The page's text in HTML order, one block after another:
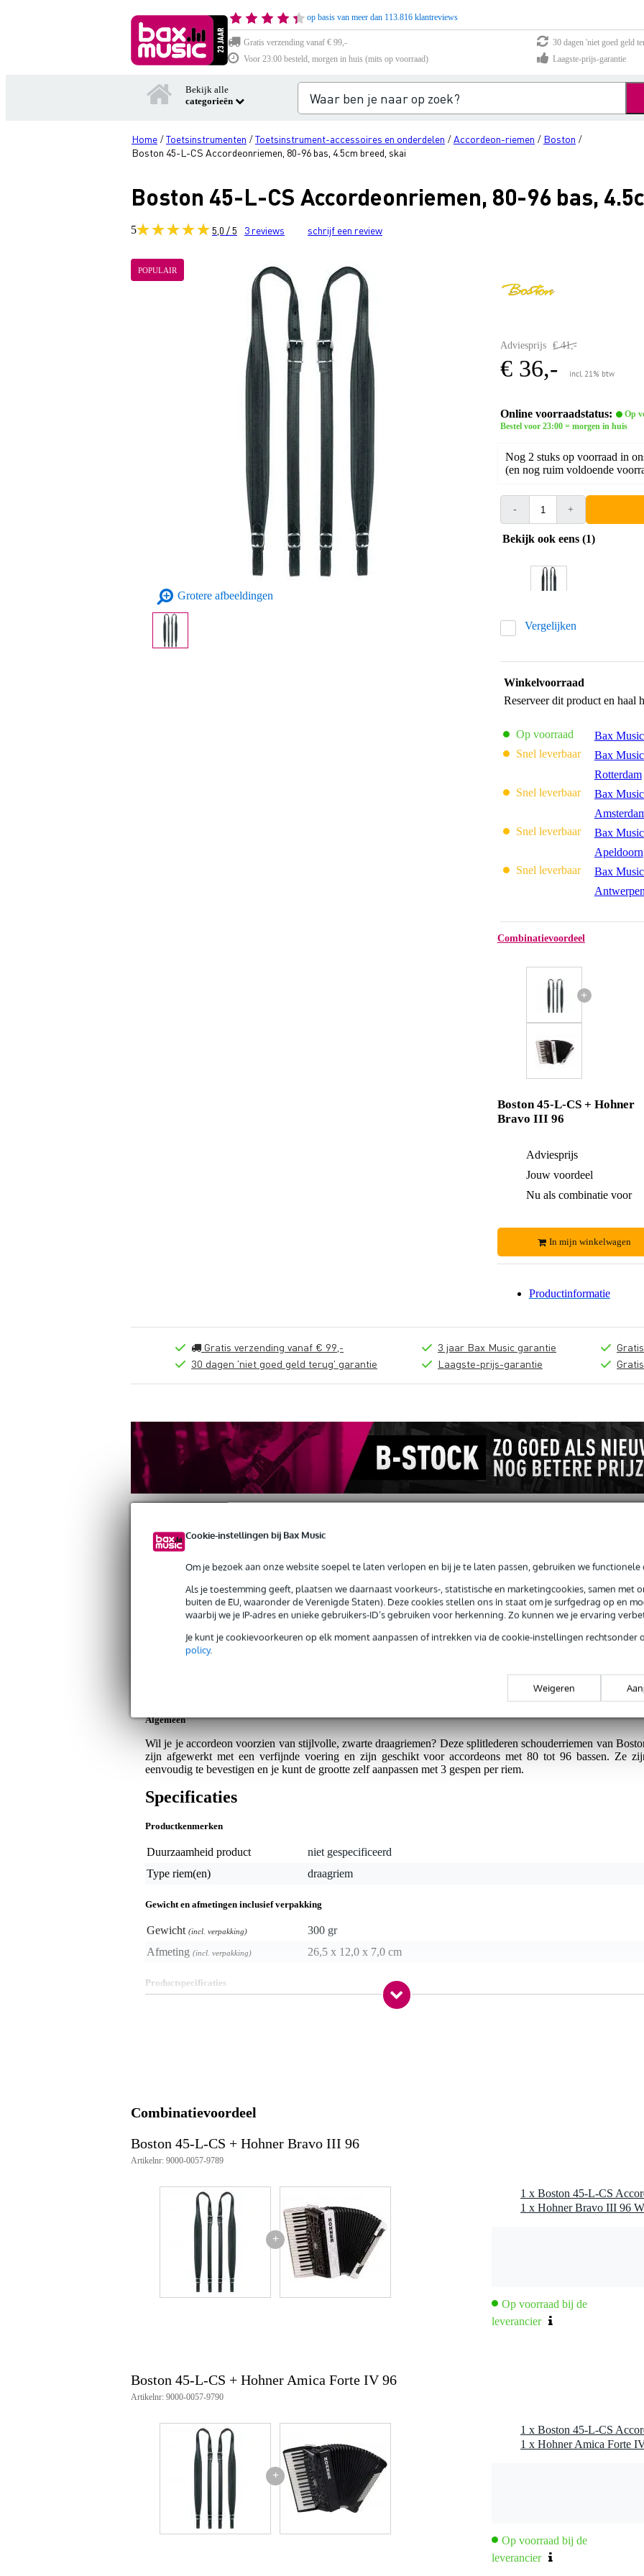
Cookie-instellingen bij Bax Music
Om je bezoek aan onze website soepel te laten verlopen en bij je te laten passen, gebruiken we functionele
Als je toestemming geeft, plaatsen we daarnaast voorkeurs-, statistische en marketingcookies, samen met
buiten de EU, waaronder de Verenigde Staten). Deze cookies stellen ons in staat om je surfgedrag op en
waarbij we je IP-adres en unieke gebruikers-ID’s gebruiken voor herkenning. Zo kunnen we je ervaring
Je kunt je cookievoorkeuren op elk moment aanpassen of intrekken via de cookie-instellingen rechtsonder
policy.
Weigeren
op basis van meer dan 113.816 klantreviews
Gratis verzending vanaf € 99,-
30 dagen 'niet goed geld
Voor 23:00 besteld, morgen in huis (mits op voorraad)
Laagste-prijs-garantie
Bekijk alle
categorieën
Home /Toetsinstrumenten /Toetsinstrument-accessoires en onderdelen /Accordeon-riemen / Boston /
Boston 45-L-CS Accordeonriemen, 80-96 bas, 4.5cm breed, skai
Boston 45-L-CS Accordeonriemen, 80-96 bas,
5 5,0 / 5 3reviews schrijf een review
POPULAIR
Grotere afbeeldingen
Adviesprijs € 41,-
€ 36,- incl. 21% btw
Online voorraadstatus:
Op
Bestel voor 23:00 = morgen in huis
Nog 2 stuks op voorraad in
(en nog ruim voldoende
- +
Bekijk ook eens (1)
Vergelijken
Winkelvoorraad
Reserveer dit product en haal
Op voorraad Bax
Snel leverbaar
Bax
Rotterdam
Snel leverbaar
Bax
Snel leverbaar
Bax
Apeldoorn
Snel leverbaar
Bax
Antwerpen
Combinatievoordeel
+
Boston 45-L-CS + Hohner
Bravo III 96
Adviesprijs
Jouw voordeel
Nu als combinatie voor
In mijn winkelwagen
Productinformatie
Gratis verzending vanaf € 99,-
30 dagen 'niet goed geld terug' garantie
3 jaar Bax Music garantie
Laagste-prijs-garantie
Productinformatie Reviews(3)
Boston 45-L-CS Accordeonriemen, 80-96 bas, 4.5cm breed, skai
9000-0057-9680
Servicebelofte
Algemeen
Wil je je accordeon voorzien van stijlvolle, zwarte draagriemen? Deze splitlederen schouderriemen van
zijn afgewerkt met een verfijnde voering en zijn geschikt voor accordeons met 80 tot 96 bassen. Ze
eenvoudig te bevestigen en je kunt de grootte zelf aanpassen met 3 gespen per riem.
Specificaties
Productkenmerken
Duurzaamheid product
niet gespecificeerd
Type riem(en)
draagriem
Gewicht en afmetingen inclusief verpakking
Gewicht (incl. verpakking)
300 gr
Afmeting (incl. verpakking) 26,5 x 12,0 x 7,0 cm
Productspecificaties
Combinatievoordeel
Boston 45-L-CS + Hohner Bravo III 96
Artikelnr: 9000-0057-9789
+
1 x Hohner Bravo III 96
Op voorraad bij de
leverancier
Boston 45-L-CS + Hohner Amica Forte IV 96
Artikelnr: 9000-0057-9790
+
Op voorraad bij de
leverancier